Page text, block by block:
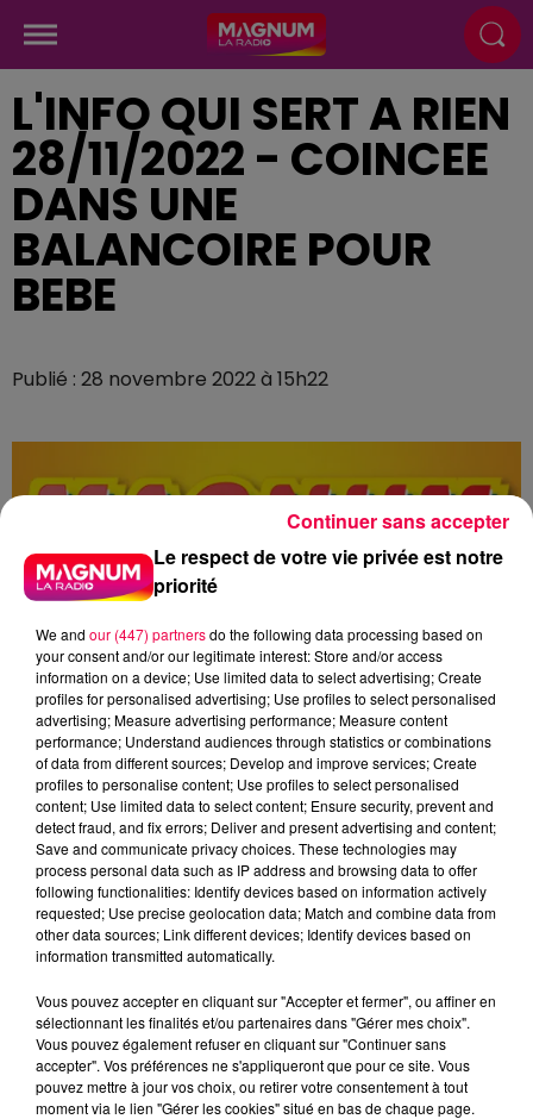
L'INFO QUI SERT A RIEN
28/11/2022 - COINCEE
DANS UNE
BALANCOIRE POUR
BEBE
Publié : 28 novembre 2022 à 15h22
Flash infos
Crédit :Flash infos
podcasts/2022/11/IQSAR-du-lundi-28-novembre.mp3
Le respect de votre vie privée est notre
priorité
We and our (447) partnersdo the following data processing based on
your consent and/or our legitimate interest: Store and/or access
information on a device; Use limited data to select advertising; Create
profiles for personalised advertising; Use profiles to select personalised
advertising; Measure advertising performance; Measure content
performance; Understand audiences through statistics or combinations
of data from different sources; Develop and improve services; Create
profiles to personalise content; Use profiles to select personalised
content; Use limited data to select content; Ensure security, prevent and
detect fraud, and fix errors; Deliver and present advertising and content;
Save and communicate privacy choices. These technologies may
process personal data such as IP address and browsing data to offer
following functionalities: Identify devices based on information actively
requested; Use precise geolocation data; Match and combine data from
other data sources; Link different devices; Identify devices based on
information transmitted automatically.
Vous pouvez accepter en cliquant sur "Accepter et fermer", ou affiner en
sélectionnant les finalités et/ou partenaires dans "Gérer mes choix".
Vous pouvez également refuser en cliquant sur "Continuer sans
accepter". Vos préférences ne s'appliqueront que pour ce site. Vous
pouvez mettre à jour vos choix, ou retirer votre consentement à tout
moment via le lien "Gérer les cookies" situé en bas de chaque page.
Continuer sans accepter